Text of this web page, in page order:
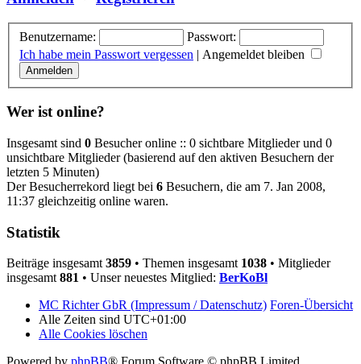
Benutzername:
Passwort:
Ich habe mein Passwort vergessen | Angemeldet bleiben
Wer ist online?
Insgesamt sind 0 Besucher online :: 0 sichtbare Mitglieder und 0
unsichtbare Mitglieder (basierend auf den aktiven Besuchern der
letzten 5 Minuten)
Der Besucherrekord liegt bei 6 Besuchern, die am 7. Jan 2008,
11:37 gleichzeitig online waren.
Statistik
Beiträge insgesamt 3859 • Themen insgesamt 1038 • Mitglieder
insgesamt 881 • Unser neuestes Mitglied: BerKoBl
MC Richter GbR (Impressum / Datenschutz) Foren-Übersicht
Alle Zeiten sind UTC+01:00
Alle Cookies löschen